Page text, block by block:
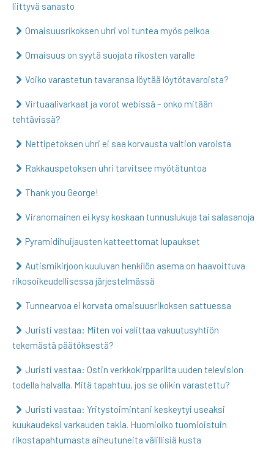
liittyvä sanasto
Omaisuusrikoksen uhri voi tuntea myös pelkoa
Omaisuus on syytä suojata rikosten varalle
Voiko varastetun tavaransa löytää löytötavaroista?
Virtuaalivarkaat ja vorot webissä – onko mitään
tehtävissä?
Nettipetoksen uhri ei saa korvausta valtion varoista
Rakkauspetoksen uhri tarvitsee myötätuntoa
Thank you George!
Viranomainen ei kysy koskaan tunnuslukuja tai salasanoja
Pyramidihuijausten katteettomat lupaukset
Autismikirjoon kuuluvan henkilön asema on haavoittuva
rikosoikeudellisessa järjestelmässä
Tunnearvoa ei korvata omaisuusrikoksen sattuessa
Juristi vastaa: Miten voi valittaa vakuutusyhtiön
tekemästä päätöksestä?
Juristi vastaa: Ostin verkkokirpparilta uuden television
todella halvalla. Mitä tapahtuu, jos se olikin varastettu?
Juristi vastaa: Yritystoimintani keskeytyi useaksi
kuukaudeksi varkauden takia. Huomioiko tuomioistuin
rikostapahtumasta aiheutuneita välillisiä kusta